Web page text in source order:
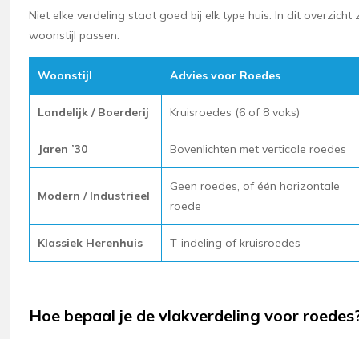
Niet elke verdeling staat goed bij elk type huis. In dit overzicht
woonstijl passen.
Woonstijl Advies voor Roedes
Landelijk / Boerderij Kruisroedes (6 of 8 vaks)
Jaren ’30 Bovenlichten met verticale roedes
Modern / Industrieel
Geen roedes, of één horizontale
roede
Klassiek Herenhuis T-indeling of kruisroedes
Hoe bepaal je de vlakverdeling voor